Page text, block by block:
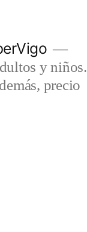
y niños.
precio